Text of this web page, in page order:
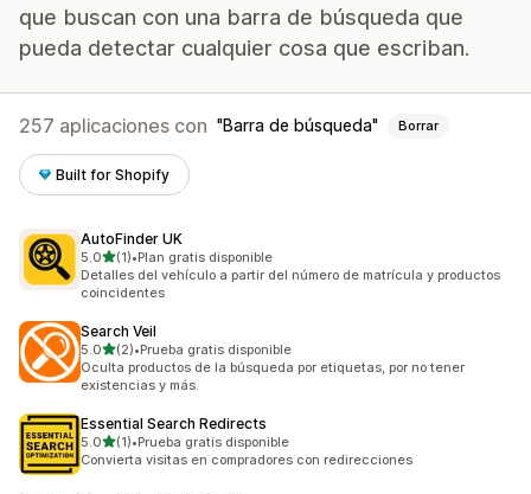
que buscan con una barra de búsqueda que
pueda detectar cualquier cosa que escriban.
257 aplicaciones con Barra de búsqueda Borrar
Built for Shopify
AutoFinder UK
5.0de 5 estrellas
(1)
1 reseñas en total
•Plan gratis disponible
Detalles del vehículo a partir del número de matrícula y productos
coincidentes
Search Veil
5.0de 5 estrellas
(2)
2 reseñas en total
•Prueba gratis disponible
Oculta productos de la búsqueda por etiquetas, por no tener
existencias y más.
Essential Search Redirects
5.0de 5 estrellas
(1)
1 reseñas en total
•Prueba gratis disponible
Convierta visitas en compradores con redirecciones